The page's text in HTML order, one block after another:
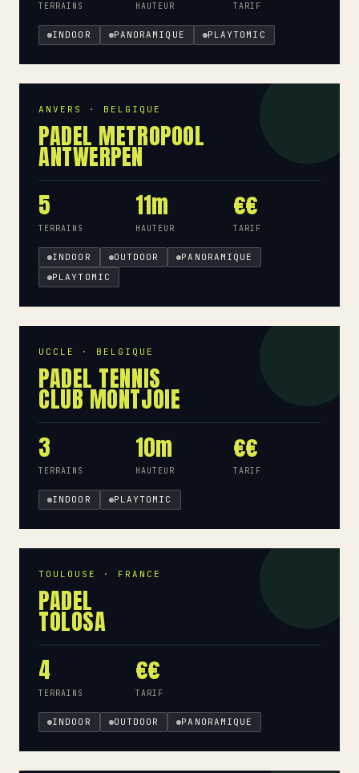
TERRAINS HAUTEUR TARIF
INDOOR PANORAMIQUE PLAYTOMIC
ANVERS · BELGIQUE
PADEL METROPOOL
ANTWERPEN
5
TERRAINS
11m
HAUTEUR
€€
TARIF
INDOOR OUTDOOR
PANORAMIQUE
PLAYTOMIC
UCCLE · BELGIQUE
PADEL TENNIS
CLUB MONTJOIE
3
TERRAINS
10m
HAUTEUR
€€
TARIF
INDOOR PLAYTOMIC
TOULOUSE · FRANCE
PADEL
TOLOSA
4
TERRAINS
€€
TARIF
INDOOR OUTDOOR PANORAMIQUE